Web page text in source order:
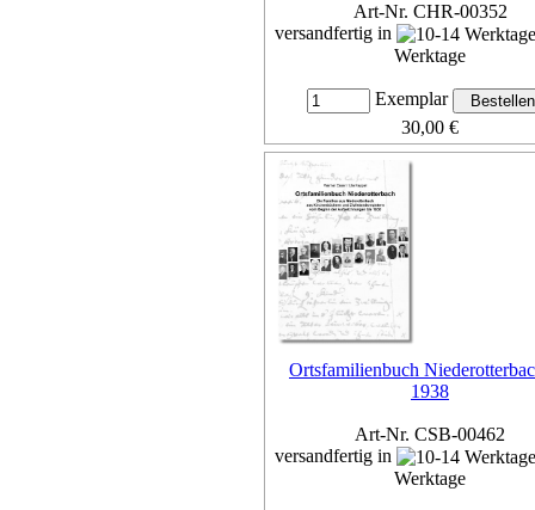
Art-Nr. CHR-00352
versandfertig in
Werktage
Exemplar
30,00 €
inkl. 7% MwSt,zzgl.
Ortsfamilienbuch
1938
Art-Nr. CSB-00462
versandfertig in
Werktage